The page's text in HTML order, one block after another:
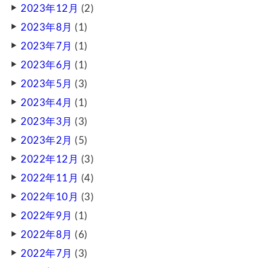
2023年12月 (2)
2023年8月 (1)
2023年7月 (1)
2023年6月 (1)
2023年5月 (3)
2023年4月 (1)
2023年3月 (3)
2023年2月 (5)
2022年12月 (3)
2022年11月 (4)
2022年10月 (3)
2022年9月 (1)
2022年8月 (6)
2022年7月 (3)